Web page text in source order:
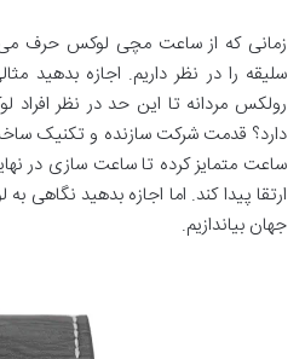
زمانی که از ساعت مچی لوکس حرف می
سلیقه را در نظر داریم. اجازه بدهید
رولکس مردانه تا این حد در نظر
دارد؟ قدمت شرکت سازنده و تکنیک ساخت
ساعت متمایز کرده تا ساعت سازی در
ارتقا پیدا کند. اما اجازه بدهید
جهان بیاندازیم.